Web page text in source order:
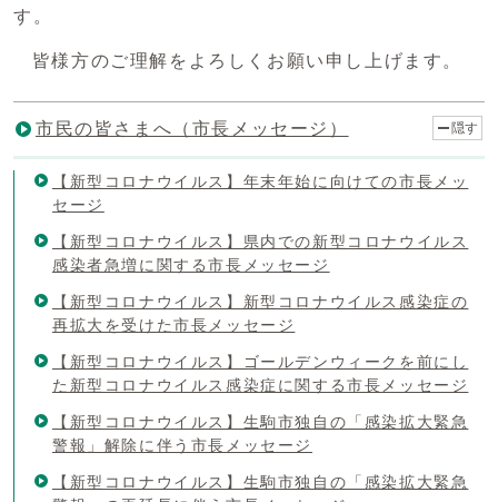
す。
皆様方のご理解をよろしくお願い申し上げます。
市民の皆さまへ（市長メッセージ） 隠す
【新型コロナウイルス】年末年始に向けての市長メッ
セージ
【新型コロナウイルス】県内での新型コロナウイルス
感染者急増に関する市長メッセージ
【新型コロナウイルス】新型コロナウイルス感染症の
再拡大を受けた市長メッセージ
【新型コロナウイルス】ゴールデンウィークを前にし
た新型コロナウイルス感染症に関する市長メッセージ
【新型コロナウイルス】生駒市独自の「感染拡大緊急
警報」解除に伴う市長メッセージ
【新型コロナウイルス】生駒市独自の「感染拡大緊急